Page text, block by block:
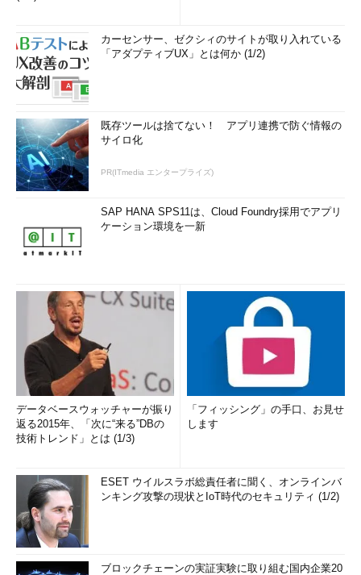
カーセンサー、ゼクシィのサイトが取り入れている
「アダプティブUX」とは何か (1/2)
既存ツールは捨てない！ アプリ連携で防ぐ情報の
サイロ化
PR(ITmedia エンタープライズ)
SAP HANA SPS11は、Cloud Foundry採用でアプリ
ケーション環境を一新
データベースウォッチャーが振り
返る2015年、「次に“来る”DBの
技術トレンド」とは (1/3)
「フィッシング」の手口、お見せ
します
ESET ウイルスラボ総責任者に聞く、オンラインバ
ンキング攻撃の現状とIoT時代のセキュリティ (1/2)
ブロックチェーンの実証実験に取り組む国内企業20